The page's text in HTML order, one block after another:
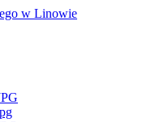
w Linowie